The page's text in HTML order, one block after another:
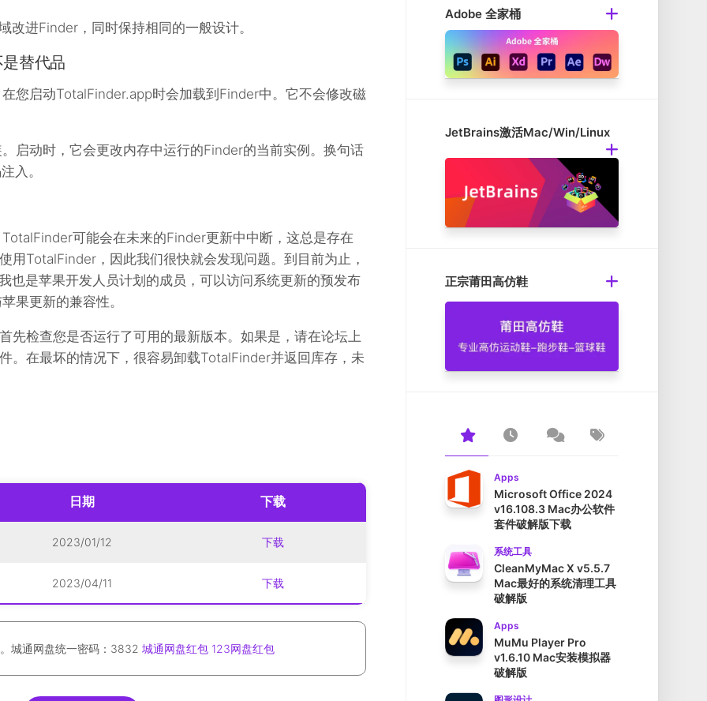
改进Finder，同时保持相同的一般设计。
替代品
您启动TotalFinder.app时会加载到Finder中。它不会修改磁
启动时，它会更改内存中运行的Finder的当前实例。换句话
入。
可能会在未来的Finder更新中中断，这总是存在
用TotalFinder，因此我们很快就会发现问题。到目前为止，
也是苹果开发人员计划的成员，可以访问系统更新的预发布
果更新的兼容性。
先检查您是否运行了可用的最新版本。如果是，请在论坛上
。在最坏的情况下，很容易卸载TotalFinder并返回库存，未
日期 下载
2023/01/12 下载
2023/04/11 下载
城通网盘统一密码：3832 城通网盘红包 123网盘红包
Adobe 全家桶
JetBrains激活Mac/Win/Linux
正宗莆田高仿鞋
Apps
Microsoft Office 2024
v16.108.3 Mac办公软件
套件破解版下载
系统工具
CleanMyMac X v5.5.7
Mac最好的系统清理工具
破解版
Apps
MuMu Player Pro
v1.6.10 Mac安装模拟器
破解版